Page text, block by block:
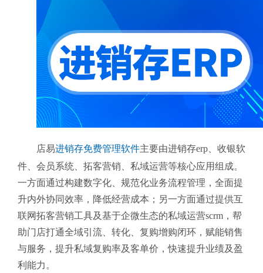
店易进销存免费管理软件主要由进销存erp、收银软
件、会员系统、拓客营销、私域运营等核心应用组成。
一方面通过构建数字化、规范化业务流程管理，全面提
升内外协同效率，降低经营成本；另一方面通过提供互
联网拓客营销工具及基于企微生态的私域运营scrm，帮
助门店打通全域引流、转化、复购增购闭环，赋能销售
与服务，提升私域复购率及客单价，快速提升业绩及盈
利能力。